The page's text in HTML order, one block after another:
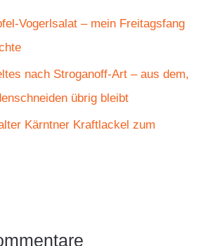
Vogerlsalat – mein Freitagsfang
nach Stroganoff-Art – aus dem,
übrig bleibt
Kärntner Kraftlackel zum